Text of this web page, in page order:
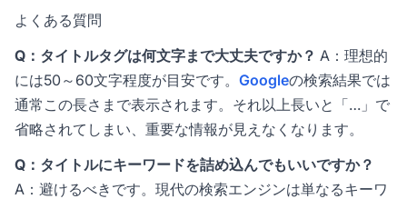
よくある質問
Q：タイトルタグは何文字まで大丈夫ですか？ A：理想的
には50～60文字程度が目安です。 Googleの検索結果では
通常この長さまで表示されます。それ以上長いと「…」で
省略されてしまい、重要な情報が見えなくなります。
Q：タイトルにキーワードを詰め込んでもいいですか？
A：避けるべきです。現代の検索エンジンは単なるキーワ